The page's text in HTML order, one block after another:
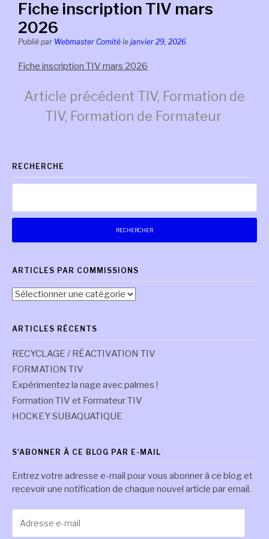
Fiche inscription TIV mars
2026
Publié par Webmaster Comité le janvier 29, 2026
Fiche inscription TIV mars 2026
Lire
suite
Article précédent TIV, Formation de
TIV, Formation de Formateur
RECHERCHE
ARTICLES PAR COMMISSIONS
Articles
ARTICLES RÉCENTS
RECYCLAGE / RÉACTIVATION TIV
FORMATION TIV
Expérimentez la nage avec palmes !
Formation TIV et Formateur TIV
HOCKEY SUBAQUATIQUE
S'ABONNER À CE BLOG PAR E-MAIL
Entrez votre adresse e-mail pour vous abonner à ce blog et
recevoir une notification de chaque nouvel article par email.
e-